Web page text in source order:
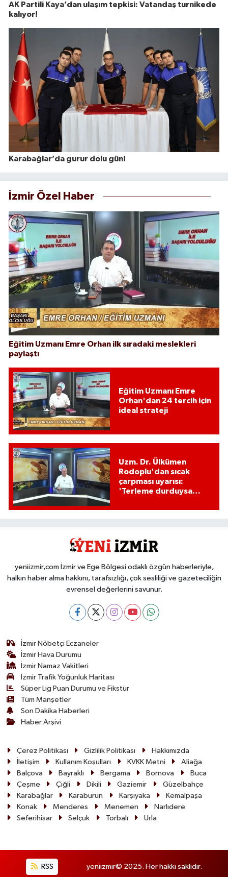
AK Partili Kaya’dan ulaşım tepkisi: Vatandaş turnikede
kalıyor!
Karabağlar’da gurur dolu gün!
İzmir Özel Haber
Eğitim Uzmanı Emre Orhan ilk sıradaki meslekleri
paylaştı
Eğitim Uzmanı Emre
Orhan'dan 24 tercih için
ideal strateji
Uzm. Dr. Ülkümen
Rodoplu'dan sıcak
çarpması uyarısı:
'Terleme durduysa
başlamıştır!'
yeniizmir,com İzmir ve Ege Bölgesi odaklı özgün haberleriyle,
halkın haber alma hakkını, tarafsızlığı, çok sesliliği ve gazeteciliğin
evrensel değerlerini savunur.
İzmir Nöbetçi Eczaneler
İzmir Hava Durumu
İzmir Namaz Vakitleri
İzmir Trafik Yoğunluk Haritası
Süper Lig Puan Durumu ve Fikstür
Tüm Manşetler
Son Dakika Haberleri
Haber Arşivi
Çerez Politikası Gizlilik Politikası
Hakkımızda
İletişim
Kullanım Koşulları KVKK Metni
Aliağa
Balçova
Bayraklı Bergama Bornova
Buca
Çeşme
Çiğli Dikili Gaziemir
Güzelbahçe
Karabağlar
Karaburun Karşıyaka
Kemalpaşa
Konak
Menderes Menemen
Narlıdere
Seferihisar
Selçuk Torbalı Urla
RSS yeniizmir© 2025. Her hakkı saklıdır.